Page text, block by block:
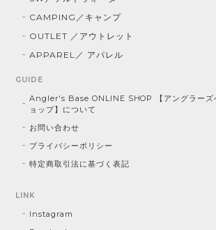
CAMPING／キャンプ
OUTLET ／アウトレット
APPAREL／ アパレル
GUIDE
Angler's Base ONLINE SHOP 【アングラーズ
ョップ】について
お問い合わせ
プライバシーポリシー
特定商取引法に基づく表記
LINK
Instagram